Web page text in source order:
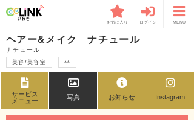
お気に入り ログイン MENU
ヘアー&メイク ナチュール
ナチュール
美容/美容室 平
サービス
メニュー
写真 お知らせ Instagram